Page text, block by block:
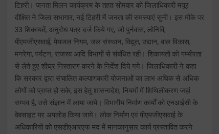
टिहरी। जनता मिलन कार्यक्रम के तहत सोमवार को जिलाधिकारी मयूर
दीक्षित ने जिला सभागार, नई टिहरी में जनता की समस्याएं सुनी। इस मौके पर
33 शिकायतें, अनुरोध पत्र दर्ज किये गए, जो पुर्नवास, लोनिवि,
पीएमजीएसवाई, पेयजल निगम, जल संस्थान, विद्युत, उद्यान, बाल विकास,
मनरेगा, पर्यटन, राजस्व आदि विभागों से संबंधित रही। शिकायतों को गम्भीरता
से लेते हुए शीघ्र निस्तारण करने के निर्देश दिये गये। जिलाधिकारी ने कहा
कि सरकार द्वारा संचालित कल्याणकारी योजनाओं का लाभ अधिक से अधिक
लोगों को प्राप्त हो सके, इस हेतु शासनादेश, नियमों में शिथिलीकरण जहां
सम्भव है, उसे संज्ञान में लाया जाये। विभागीय निर्माण कार्यों को एनआईसी के
वेबसाइट पर अपलोड किया जाये। लोक निर्माण एवं पीएमजीएसवाई के
अधिकारियों को एसडीएआरएफ मद में मानकानुसार कार्य प्रस्तावित करने